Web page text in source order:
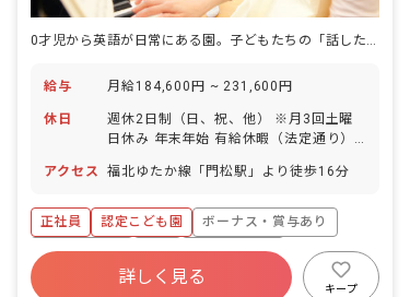
0才児から英語が日常にある園。子どもたちの「話したい」が育つ瞬間に立ち会えます。
給与 月給184,600円 ~ 231,600円
休日
週休2日制（日、祝、他） ※月3回土曜
日休み 年末年始 有給休暇（法定通り）
日
アクセス 福北ゆたか線「門松駅」より徒歩16分
正社員 認定こども園
ボーナス・賞与あり
社会保険完備
有給
福利厚生充実
残業少なめ
詳しく見る
キープ